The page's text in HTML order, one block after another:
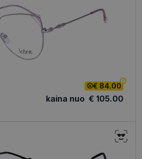
kaina nuo
€ 84.00
€ 105.00